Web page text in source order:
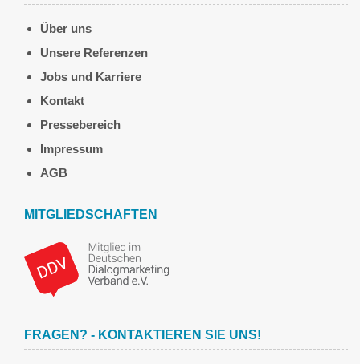
Über uns
Unsere Referenzen
Jobs und Karriere
Kontakt
Pressebereich
Impressum
AGB
MITGLIEDSCHAFTEN
FRAGEN? - KONTAKTIEREN SIE UNS!